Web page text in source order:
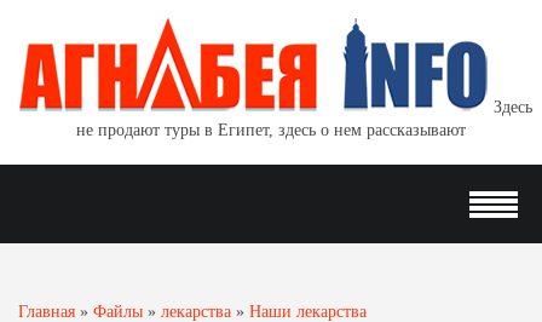
Здесь
не продают туры в Египет, здесь о нем рассказывают
Главная » Файлы » лекарства » Наши лекарства